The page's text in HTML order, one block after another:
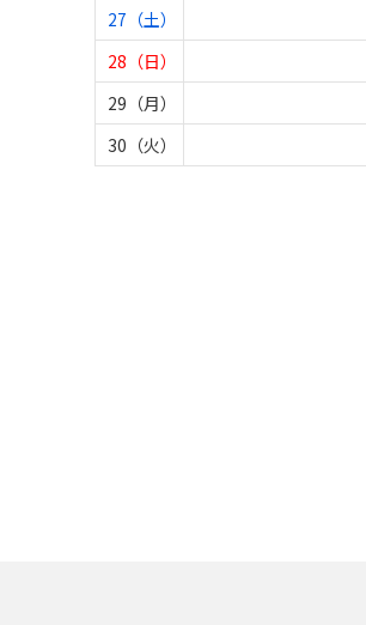
27（土）
28（日）
29（月）
30（火）